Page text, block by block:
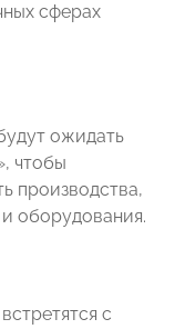
сферах
ожидать
чтобы
производства,
оборудования.
с